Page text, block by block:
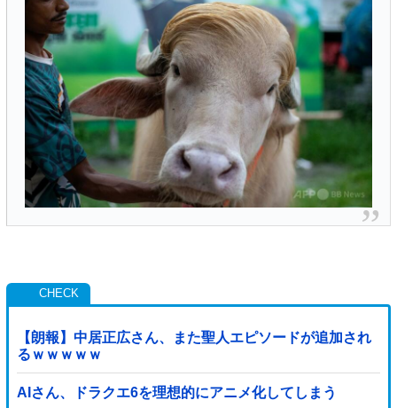
【朗報】中居正広さん、また聖人エピソードが追加され
るｗｗｗｗｗ
AIさん、ドラクエ6を理想的にアニメ化してしまう